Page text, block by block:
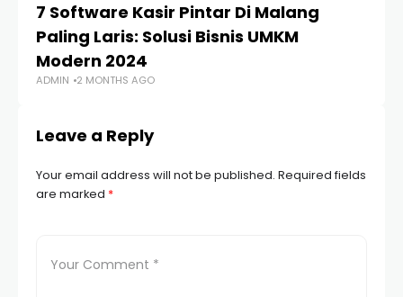
7 Software Kasir Pintar Di Malang
Paling Laris: Solusi Bisnis UMKM
Modern 2024
ADMIN 2 MONTHS AGO
Leave a Reply
Your email address will not be published. Required fields
are marked *